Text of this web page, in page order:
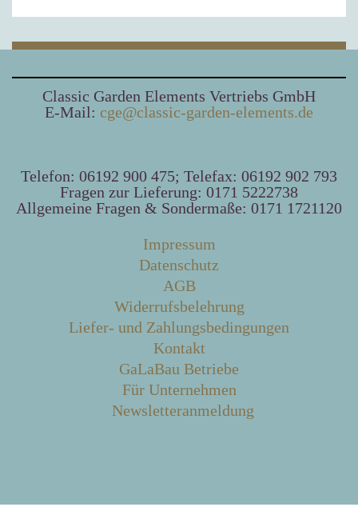
Classic Garden Elements Vertriebs GmbH
E-Mail: cge@classic-garden-elements.de
Telefon: 06192 900 475; Telefax: 06192 902 793
Fragen zur Lieferung: 0171 5222738
Allgemeine Fragen & Sondermaße: 0171 1721120
Impressum
Datenschutz
AGB
Widerrufsbelehrung
Liefer- und Zahlungsbedingungen
Kontakt
GaLaBau Betriebe
Für Unternehmen
Newsletteranmeldung